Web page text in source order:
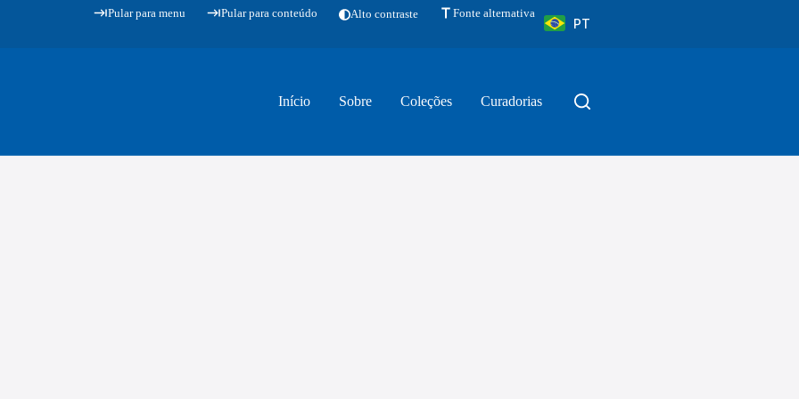
Pular para menu Pular para conteúdo Alto contraste Fonte alternativa
PT
Início Sobre Coleções Curadorias